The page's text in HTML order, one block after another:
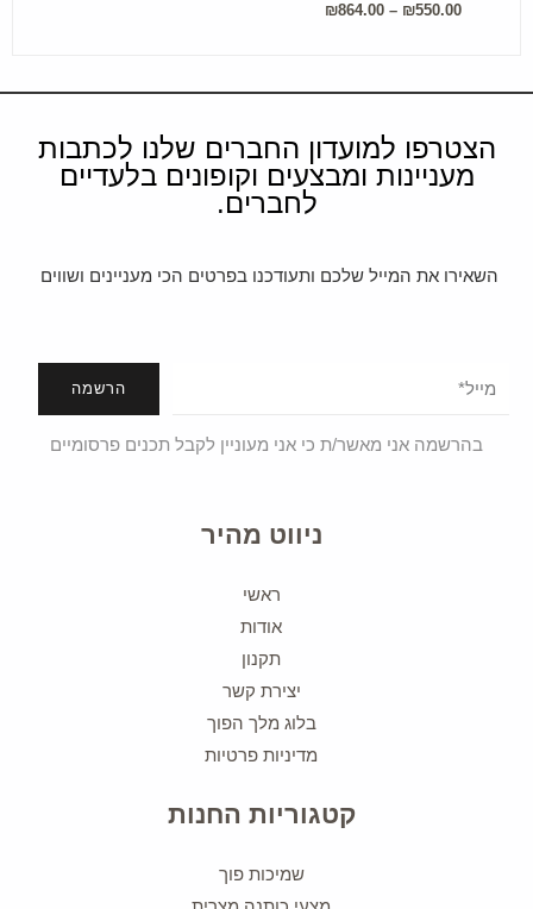
₪550.00
–
₪864.00
הצטרפו למועדון החברים שלנו לכתבות
מעניינות ומבצעים וקופונים בלעדיים
לחברים.
השאירו את המייל שלכם ותעודכנו בפרטים הכי מעניינים ושווים
הרשמה
בהרשמה אני מאשר/ת כי אני מעוניין לקבל תכנים פרסומיים
ניווט מהיר
ראשי
אודות
תקנון
יצירת קשר
בלוג מלך הפוך
מדיניות פרטיות
קטגוריות החנות
שמיכות פוך